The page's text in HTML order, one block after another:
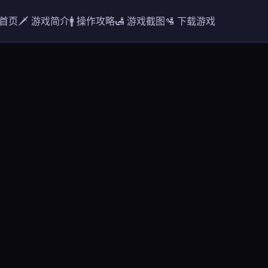
页🗡️ 游戏简介🚹 操作攻略🛃 游戏截图🛂 下载游戏